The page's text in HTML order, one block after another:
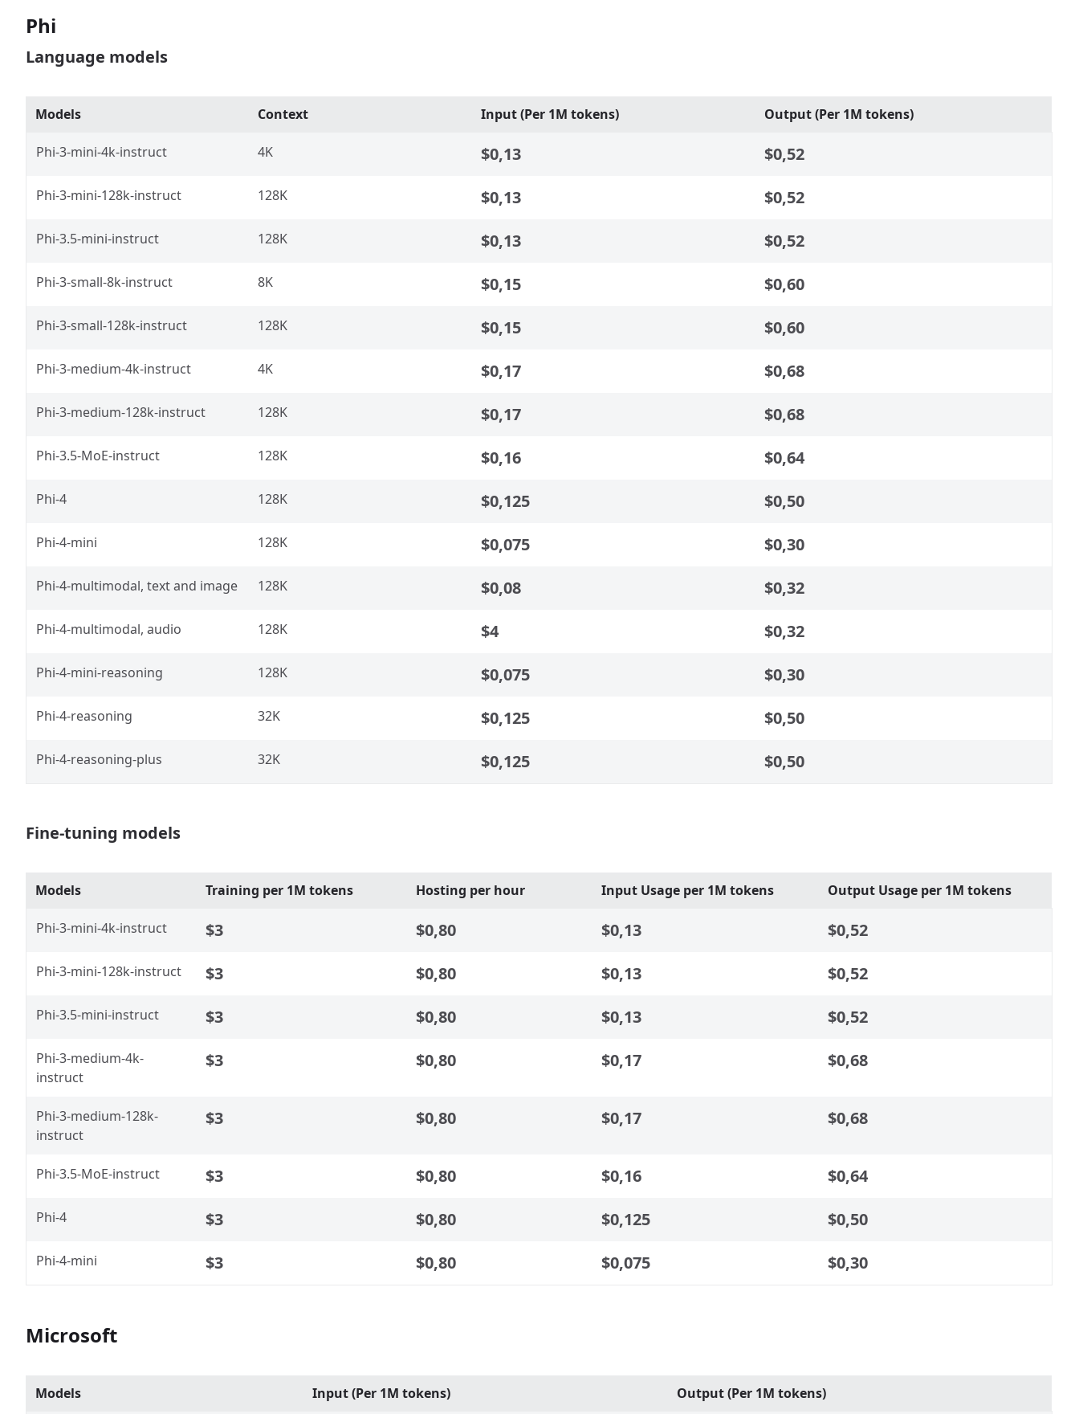
Phi
Language models
Models Context Input (Per 1M tokens) Output (Per 1M tokens)
Phi-3-mini-4k-instruct 4K $0,13 $0,52
Phi-3-mini-128k-instruct 128K $0,13 $0,52
Phi-3.5-mini-instruct 128K $0,13 $0,52
Phi-3-small-8k-instruct 8K $0,15 $0,60
Phi-3-small-128k-instruct 128K $0,15 $0,60
Phi-3-medium-4k-instruct 4K $0,17 $0,68
Phi-3-medium-128k-instruct 128K $0,17 $0,68
Phi-3.5-MoE-instruct 128K $0,16 $0,64
Phi-4 128K $0,125 $0,50
Phi-4-mini 128K $0,075 $0,30
Phi-4-multimodal, text and image 128K $0,08 $0,32
Phi-4-multimodal, audio 128K $4 $0,32
Phi-4-mini-reasoning 128K $0,075 $0,30
Phi-4-reasoning 32K $0,125 $0,50
Phi-4-reasoning-plus 32K $0,125 $0,50
Fine-tuning models
Models Training per 1M tokens Hosting per hour Input Usage per 1M tokens Output Usage per 1M tokens
Phi-3-mini-4k-instruct $3 $0,80 $0,13 $0,52
Phi-3-mini-128k-instruct $3 $0,80 $0,13 $0,52
Phi-3.5-mini-instruct $3 $0,80 $0,13 $0,52
Phi-3-medium-4k-
instruct
$3 $0,80 $0,17 $0,68
Phi-3-medium-128k-
instruct
$3 $0,80 $0,17 $0,68
Phi-3.5-MoE-instruct $3 $0,80 $0,16 $0,64
Phi-4 $3 $0,80 $0,125 $0,50
Phi-4-mini $3 $0,80 $0,075 $0,30
Microsoft
Models Input (Per 1M tokens) Output (Per 1M tokens)